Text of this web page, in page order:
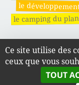
le
le camping du
Ce site utilise des
ceux que vous
TOUT